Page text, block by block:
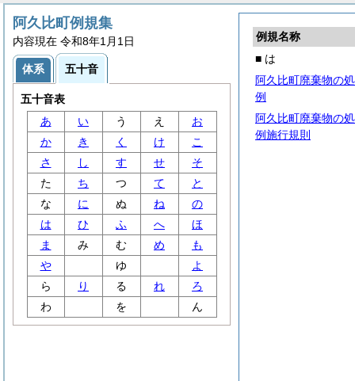
例規名称
■ は
阿久比町廃棄物の
例
阿久比町廃棄物の
例施行規則
阿久比町例規集
内容現在 令和8年1月1日
体系 五十音
五十音表
あ
い う え
お
か
き く け
こ
さ
し す せ
そ
た
ち つ て
と
な
に ぬ ね
の
は
ひ ふ へ
ほ
ま
み む め
も
や
ゆ
よ
ら
り る れ
ろ
わ
を ん